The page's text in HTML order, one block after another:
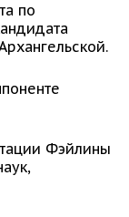
по
Фэйлины